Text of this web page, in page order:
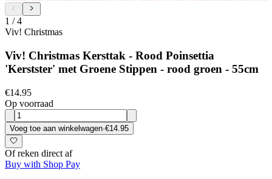
1 /4
Viv! Christmas
Viv! Christmas Kersttak - Rood Poinsettia
'Kerstster' met Groene Stippen - rood groen - 55cm
€14.95
Op voorraad
Voeg toe aan winkelwagen·€14.95
Of reken direct af
Buy with Shop Pay